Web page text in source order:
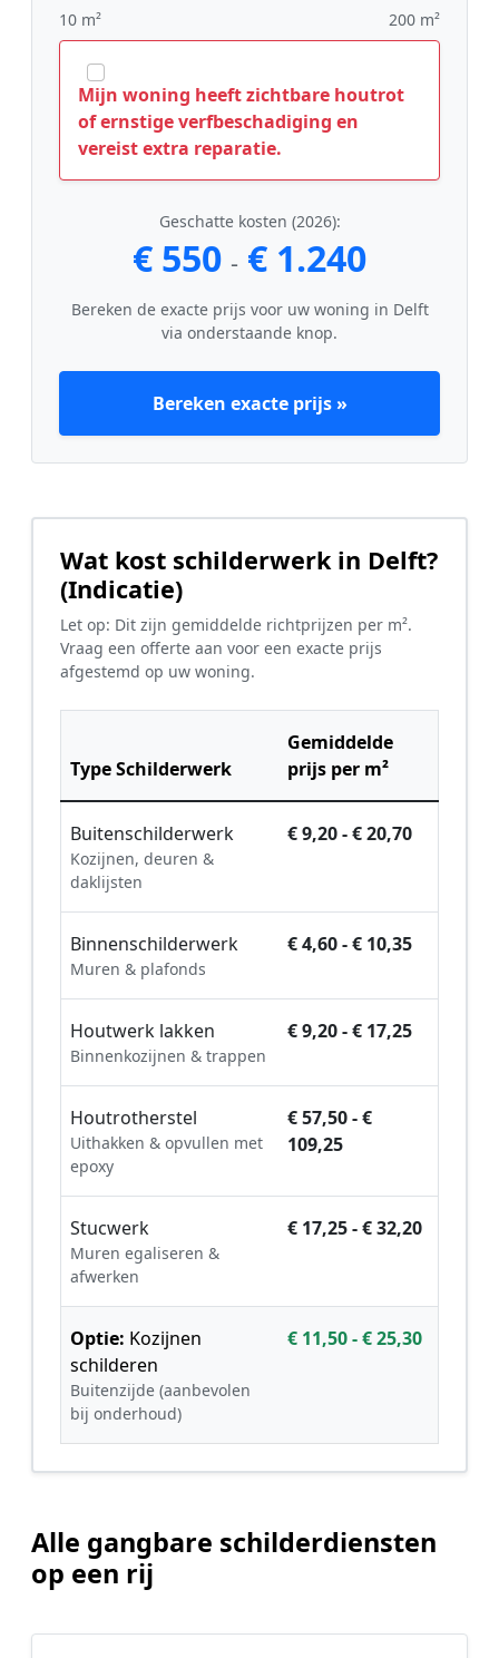
10 m² 200 m²
Mijn woning heeft zichtbare houtrot
of ernstige verfbeschadiging en
vereist extra reparatie.
Geschatte kosten (2026):
€ 550 - € 1.240
Bereken de exacte prijs voor uw woning in Delft
via onderstaande knop.
Bereken exacte prijs »
Wat kost schilderwerk in Delft?
(Indicatie)
Let op: Dit zijn gemiddelde richtprijzen per m².
Vraag een offerte aan voor een exacte prijs
afgestemd op uw woning.
Type Schilderwerk
Gemiddelde
prijs per m²
Buitenschilderwerk
Kozijnen, deuren &
daklijsten
€ 9,20 - € 20,70
Binnenschilderwerk
Muren & plafonds
€ 4,60 - € 10,35
Houtwerk lakken
Binnenkozijnen & trappen
€ 9,20 - € 17,25
Houtrotherstel
Uithakken & opvullen met
epoxy
€ 57,50 - €
109,25
Stucwerk
Muren egaliseren &
afwerken
€ 17,25 - € 32,20
Optie: Kozijnen
schilderen
Buitenzijde (aanbevolen
bij onderhoud)
€ 11,50 - € 25,30
Alle gangbare schilderdiensten
op een rij